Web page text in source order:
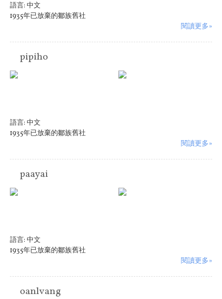
語言: 中文
1935年已放棄的鄒族舊社
閱讀更多»
pipiho
語言: 中文
1935年已放棄的鄒族舊社
閱讀更多»
paayai
語言: 中文
1935年已放棄的鄒族舊社
閱讀更多»
oanlvang